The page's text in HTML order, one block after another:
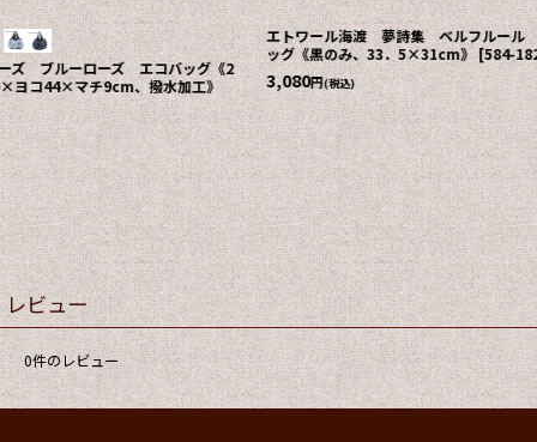
ロマーヌ 綿100% ミニバスタオル《1色、約
33×100cm》 627-791]
1,980円(税込)
エトワール海渡 デコ
ルケース《3種、約
2,200 (税込)
レビュー
0件のレビュー